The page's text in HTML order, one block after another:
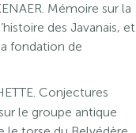
Mémoire sur la
des Javanais, et
fondation de
Conjectures
le groupe antique